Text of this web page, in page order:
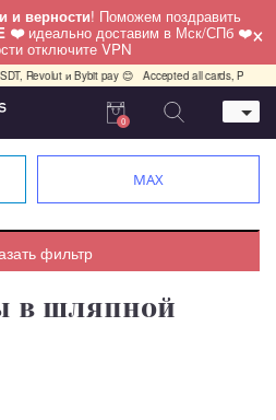
и верности! Поможем поздравить
❤️ идеально доставим в Мск/СПб ❤️
отключите VPN ×
и Bybit pay 😊 Accepted all cards, PayPal,
20 стр 7
0
MAX
фильтр
в шляпной